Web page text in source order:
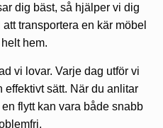
dig bäst, så hjälper vi dig
transportera en kär möbel
hem.
vi lovar. Varje dag utför vi
effektivt sätt. När du anlitar
flytt kan vara både snabb